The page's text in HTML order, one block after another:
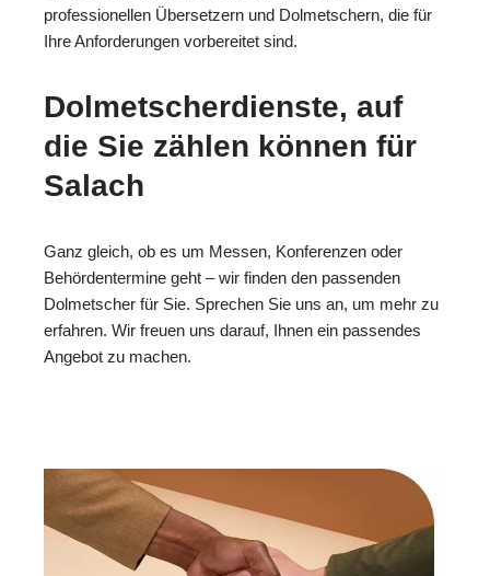
professionellen Übersetzern und Dolmetschern, die für
Ihre Anforderungen vorbereitet sind.
Dolmetscherdienste, auf
die Sie zählen können für
Salach
Ganz gleich, ob es um Messen, Konferenzen oder
Behördentermine geht – wir finden den passenden
Dolmetscher für Sie. Sprechen Sie uns an, um mehr zu
erfahren. Wir freuen uns darauf, Ihnen ein passendes
Angebot zu machen.